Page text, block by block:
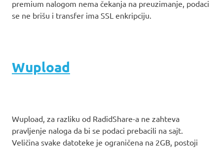
premium nalogom nema čekanja na preuzimanje, podaci
se ne brišu i transfer ima SSL enkripciju.
Wupload
Wupload, za razliku od RadidShare-a ne zahteva
pravljenje naloga da bi se podaci prebacili na sajt.
Veličina svake datoteke je ograničena na 2GB, postoji